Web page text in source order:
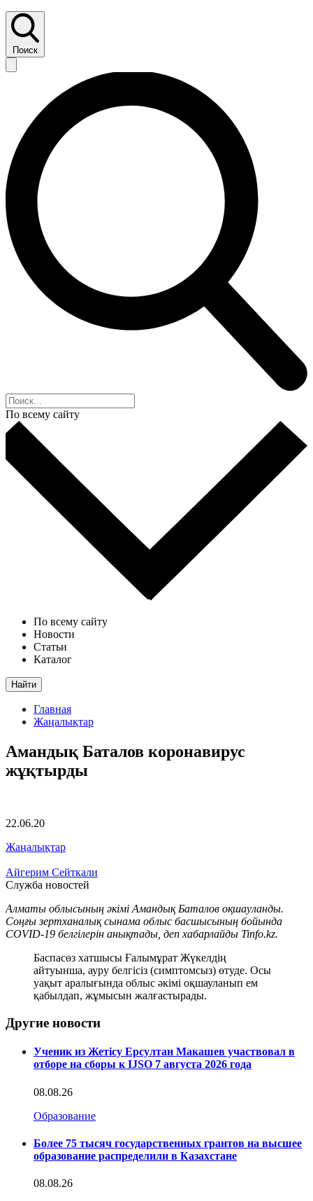
Поиск
По всему сайту
По всему сайту
Новости
Статьи
Каталог
Найти
Главная
Жаңалықтар
Амандық Баталов коронавирус
жұқтырды
22.06.20
Жаңалықтар
Айгерим Сейткали
Служба новостей
Алматы облысының әкімі Амандық Баталов оқшауланды.
Соңғы зертханалық сынама облыс басшысының бойында
COVID-19 белгілерін анықтады, деп хабарлайды Tinfo.kz.
Баспасөз хатшысы Ғалымұрат Жүкелдің
айтуынша, ауру белгісіз (симптомсыз) өтуде. Осы
уақыт аралығында облыс әкімі оқшауланып ем
қабылдап, жұмысын жалғастырады.
Другие новости
Ученик из Жетісу Ерсултан Макашев участвовал в
отборе на сборы к IJSO 7 августа 2026 года
08.08.26
Образование
Более 75 тысяч государственных грантов на высшее
образование распределили в Казахстане
08.08.26